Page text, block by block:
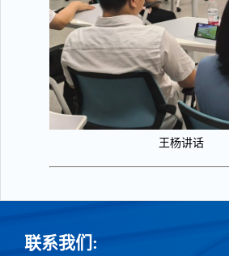
王杨讲话
联系我们: